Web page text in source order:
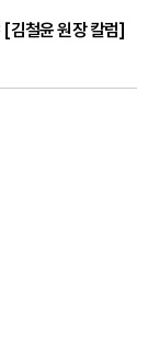
[김철윤 원장 칼럼]